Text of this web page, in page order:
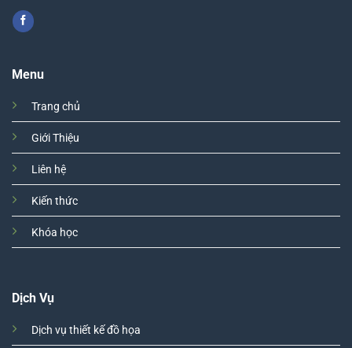
Menu
Trang chủ
Giới Thiệu
Liên hệ
Kiến thức
Khóa học
Dịch Vụ
Dịch vụ thiết kế đồ họa